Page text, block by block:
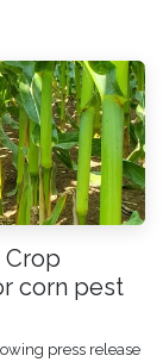
corn pest
press release